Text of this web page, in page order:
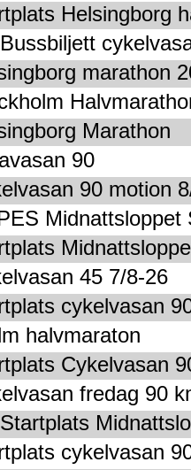
Helsingborg
marathon
Marathon
90
90 motion
Midnattsloppet
45 7/8-26
cykelvasan
halvmaraton
Cykelvasan
fredag 90
cykelvasan